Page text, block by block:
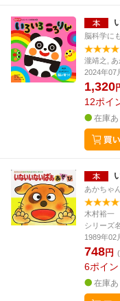
脳科学に
瀧靖之,
2024年07
1,320
12ポイ
在庫あ
あかちゃ
木村裕一
シリーズ
1989年02
748円
6ポイン
在庫あ